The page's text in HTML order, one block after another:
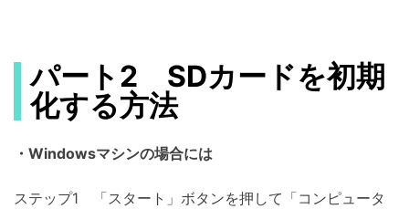
パート2 SDカードを初期
化する方法
・Windowsマシンの場合には
ステップ1 「スタート」ボタンを押して「コンピュータ